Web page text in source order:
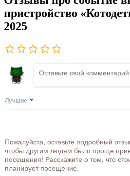
пристройство
2025
Лучшие
Пожалуйста, оставьте подробный
чтобы другим людям было проще
посещения! Расскажите о том, что
планирует посещение.